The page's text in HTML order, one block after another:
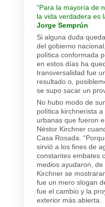
“Para la mayoría de
la vida verdadera es
Jorge Semprún
Si alguna duda
del gobierno
política conformada
en estos días ha
transversalidad fue
resultado o,
se supo sacar un
No hubo modo de
política kirchnerista
urbanas que fueron
Néstor Kirchner
Casa Rosada.
sirvió a los fines de
constantes embates
medios ayudaron,
Kirchner se
fue un mero slogan
fue el cambio y la
exterior más abierta.